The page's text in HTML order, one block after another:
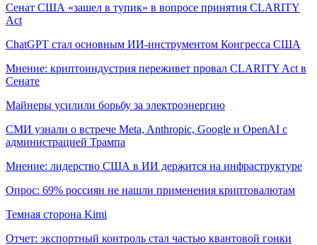
Сенат США «зашел в тупик» в вопросе принятия CLARITY
Act
ChatGPT стал основным ИИ-инструментом Конгресса США
Мнение: криптоиндустрия переживет провал CLARITY Act в
Сенате
Майнеры усилили борьбу за электроэнергию
СМИ узнали о встрече Meta, Anthropic, Google и OpenAI с
администрацией Трампа
Мнение: лидерство США в ИИ держится на инфраструктуре
Опрос: 69% россиян не нашли применения криптовалютам
Темная сторона Kimi
Отчет: экспортный контроль стал частью квантовой гонки